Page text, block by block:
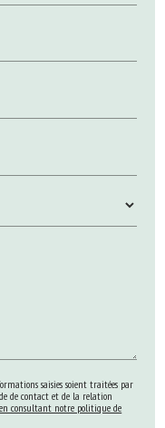
saisies soient traitées par
de contact et de la relation
consultant notre politique de